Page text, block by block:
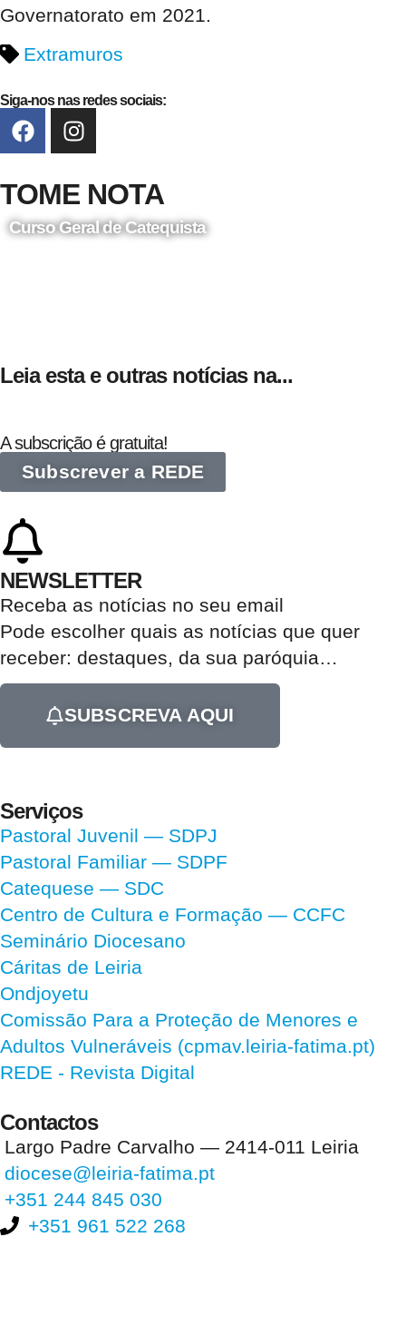
Governatorato em 2021.
Extramuros
Siga-nos nas redes sociais:
TOME NOTA
Curso Geral de Catequista
Leia esta e outras notícias na...
A subscrição é gratuita!
Subscrever a REDE
NEWSLETTER
Receba as notícias no seu email​
Pode escolher quais as notícias que quer
receber: destaques, da sua paróquia
SUBSCREVA AQUI
Serviços
Pastoral Juvenil — SDPJ
Pastoral Familiar — SDPF
Catequese — SDC
Centro de Cultura e Formação — CCFC
Seminário Diocesano
Cáritas de Leiria
Ondjoyetu
Comissão Para a Proteção de Menores e
Adultos Vulneráveis (cpmav.leiria-fatima.pt)
REDE - Revista Digital
Contactos
Largo Padre Carvalho — 2414-011 Leiria
diocese@leiria-fatima.pt
+351 244 845 030
+351 961 522 268